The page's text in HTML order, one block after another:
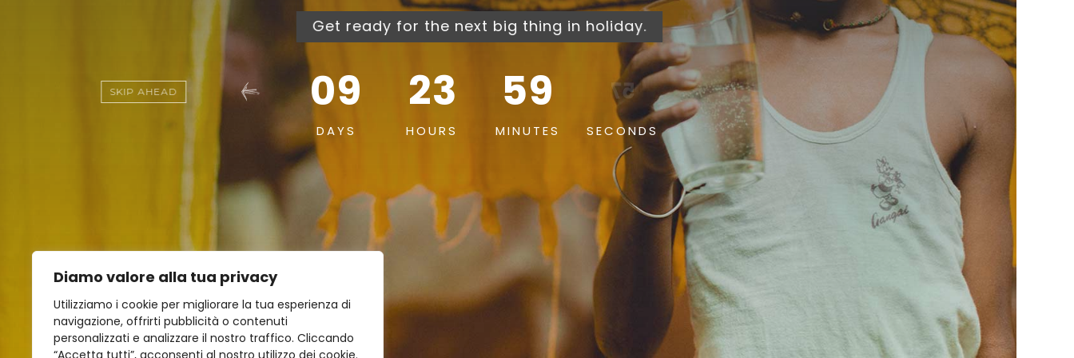
Diamo valore alla tua privacy
Utilizziamo i cookie per migliorare la tua esperienza di
navigazione, offrirti pubblicità o contenuti
personalizzati e analizzare il nostro traffico. Cliccando
“Accetta tutti”, acconsenti al nostro utilizzo dei cookie.
Get ready for the next big thing in holiday.
09
DAYS
23
HOURS
59
MINUTES
56
SECONDS
SKIP AHEAD